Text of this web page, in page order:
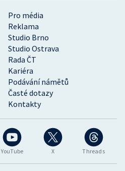
YouTube X Threads
Pro média
Reklama
Studio Brno
Studio Ostrava
Rada ČT
Kariéra
Podávání námětů
Časté dotazy
Kontakty